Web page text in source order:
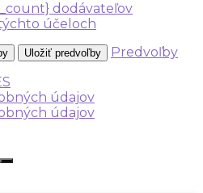
dodávateľov
účeloch
Uložiť predvoľby
Predvoľby
údajov
údajov